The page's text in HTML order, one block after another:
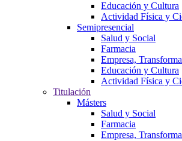
Educación y Cultura
Actividad Física y
Semipresencial
Salud y Social
Farmacia
Empresa,
Educación y Cultura
Actividad Física y
Titulación
Másters
Salud y Social
Farmacia
Empresa,